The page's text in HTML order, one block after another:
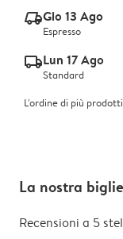
delivery_express_v2Gio 13 Ago
Espresso
delivery_standard_v2Lun 17 Ago
Standard
L'ordine di più
La nostra
Recensioni a 5